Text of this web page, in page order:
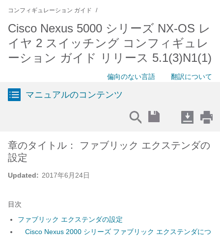
コンフィギュレーション ガイド
Cisco Nexus 5000 シリーズ NX-OS レ
イヤ 2 スイッチング コンフィギュレ
ーション ガイド リリース 5.1(3)N1(1)
偏向のない言語 翻訳について
マニュアルのコンテンツ
Updated: 2017年6月24日
章のタイトル： ファブリック エクステンダの
設定
目次
ファブリック エクステンダの設定
Cisco Nexus 2000 シリーズ ファブリック エクステンダにつ